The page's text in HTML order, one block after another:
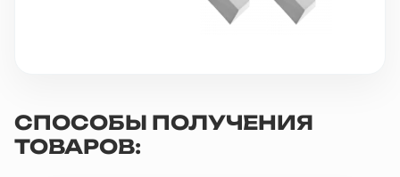
СПОСОБЫ ПОЛУЧЕНИЯ
ТОВАРОВ: